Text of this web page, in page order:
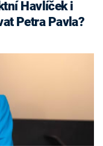
Petra Pavla?